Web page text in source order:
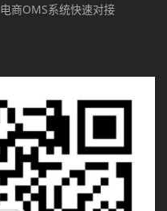
电商OMS系统快速对接